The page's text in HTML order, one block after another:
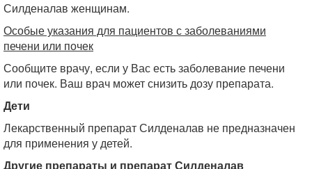
Силденалав женщинам.
Особые указания для пациентов с заболеваниями
печени или почек
Сообщите врачу, если у Вас есть заболевание печени
или почек. Ваш врач может снизить дозу препарата.
Дети
Лекарственный препарат Силденалав не предназначен
для применения у детей.
Другие препараты и препарат Силденалав